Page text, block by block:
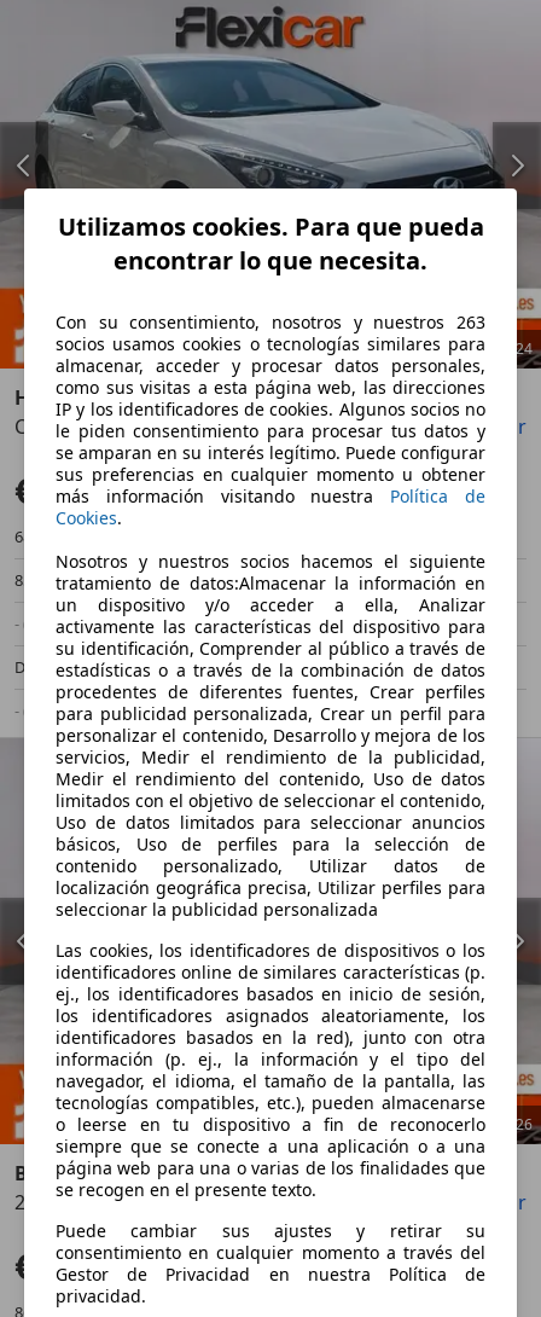
Anterior
24
Hyundai i40
CW 1.7 CRDi 115cv BlueDrive TecnoGuardar Compartir
€ 10.390 Súper oferta
68.000 km
85 kW (116 CV)
Ocasión
- (Propietarios)
Manual
Diésel
- (l/100 km)
- (g/km)
-/-
Anterior
26
BMW 220
220dA Gran Coupé
Compartir
€ 26.990 Precio justo
86.478 km
Utilizamos cookies. Para que pueda
encontrar lo que necesita.
Con su consentimiento, nosotros y nuestros 263
socios usamos cookies o tecnologías similares para
almacenar, acceder y procesar datos personales,
como sus visitas a esta página web, las direcciones
IP y los identificadores de cookies. Algunos socios no
le piden consentimiento para procesar tus datos y
se amparan en su interés legítimo. Puede configurar
sus preferencias en cualquier momento u obtener
más información visitando nuestra Política de
Cookies.
Nosotros y nuestros socios hacemos el siguiente
tratamiento de datos:Almacenar la información en
un dispositivo y/o acceder a ella, Analizar
activamente las características del dispositivo para
su identificación, Comprender al público a través de
estadísticas o a través de la combinación de datos
procedentes de diferentes fuentes, Crear perfiles
para publicidad personalizada, Crear un perfil para
personalizar el contenido, Desarrollo y mejora de los
servicios, Medir el rendimiento de la publicidad,
Medir el rendimiento del contenido, Uso de datos
limitados con el objetivo de seleccionar el contenido,
Uso de datos limitados para seleccionar anuncios
básicos, Uso de perfiles para la selección de
contenido personalizado, Utilizar datos de
localización geográfica precisa, Utilizar perfiles para
seleccionar la publicidad personalizada
Las cookies, los identificadores de dispositivos o los
identificadores online de similares características (p.
ej., los identificadores basados en inicio de sesión,
los identificadores asignados aleatoriamente, los
identificadores basados en la red), junto con otra
información (p. ej., la información y el tipo del
navegador, el idioma, el tamaño de la pantalla, las
tecnologías compatibles, etc.), pueden almacenarse
o leerse en tu dispositivo a fin de reconocerlo
siempre que se conecte a una aplicación o a una
página web para una o varias de los finalidades que
se recogen en el presente texto.
Puede cambiar sus ajustes y retirar su
consentimiento en cualquier momento a través del
Gestor de Privacidad en nuestra Política de
privacidad.